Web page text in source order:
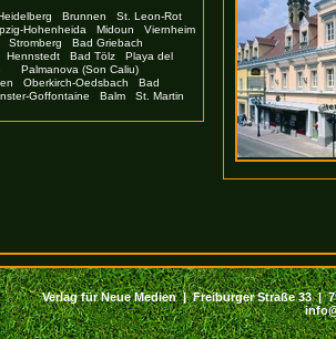
Brunnen
St. Leon-Rot
Hohenheida Midoun
Viernheim
Stromberg
Bad Griebach
Hennstedt Bad Tölz
Playa del
Palmanova (Son Caliu)
Oberkirch-Oedsbach
Bad
Goffontaine Balm
St. Martin
Verlag für Neue Medien | Freiburger Straße 33 |